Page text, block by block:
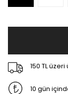
150 TL
10 gün